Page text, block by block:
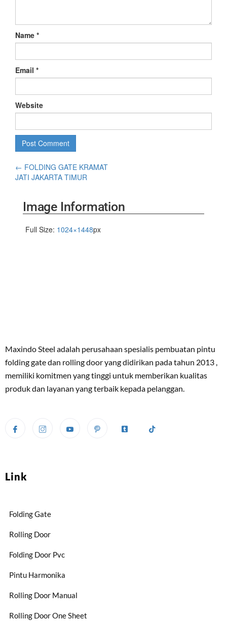
Name *
Email *
Website
← FOLDING GATE KRAMAT
JATI JAKARTA TIMUR
Image Information
Full Size: 1024×1448px
Maxindo Steel adalah perusahaan spesialis pembuatan pintu
folding gate dan rolling door yang didirikan pada tahun 2013 ,
memiliki komitmen yang tinggi untuk memberikan kualitas
produk dan layanan yang terbaik kepada pelanggan.
Link
Folding Gate
Rolling Door
Folding Door Pvc
Pintu Harmonika
Rolling Door Manual
Rolling Door One Sheet